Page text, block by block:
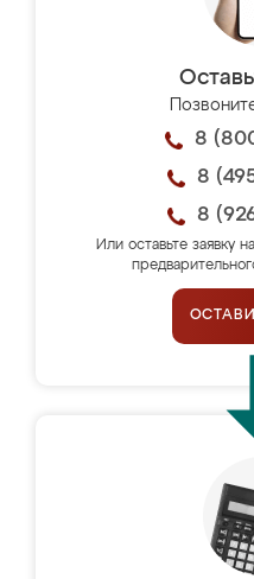
8
8
8
Или оставьте заявку